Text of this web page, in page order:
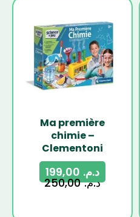
Ma première
chimie –
Clementoni
د.م.250,00
د.م.